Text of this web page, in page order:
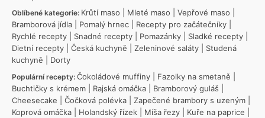
Oblíbené kategorie: Krůtí maso Mleté maso Vepřové maso
Bramborová jídla
Pomalý hrnec Recepty pro začátečníky
Rychlé recepty
Snadné recepty Pomazánky Sladké recepty
Dietní recepty
Česká kuchyně Zeleninové saláty
Studená
kuchyně
Dorty
Populární recepty: Čokoládové muffiny Fazolky na smetaně
Buchtičky s krémem
Rajská omáčka Bramborový guláš
Cheesecake
Čočková polévka Zapečené brambory s uzeným
Koprová omáčka
Holandský řízek Míša řezy Kuře na paprice